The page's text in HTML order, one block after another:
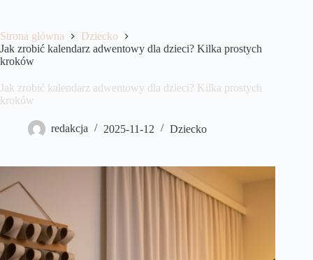
Strona główna
Dziecko
Jak zrobić kalendarz adwentowy dla dzieci? Kilka prostych
kroków
Jak zrobić kalendarz adwentowy dla dzieci? Kilka prostych
kroków
redakcja 2025-11-12 Dziecko